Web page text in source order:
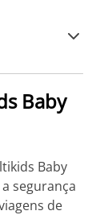
Baby
Baby
segurança
de